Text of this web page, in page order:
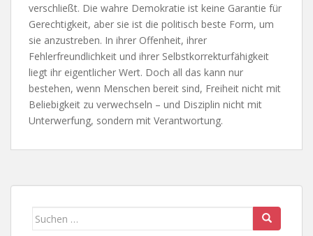
verschließt. Die wahre Demokratie ist keine Garantie für
Gerechtigkeit, aber sie ist die politisch beste Form, um
sie anzustreben. In ihrer Offenheit, ihrer
Fehlerfreundlichkeit und ihrer Selbstkorrekturfähigkeit
liegt ihr eigentlicher Wert. Doch all das kann nur
bestehen, wenn Menschen bereit sind, Freiheit nicht mit
Beliebigkeit zu verwechseln – und Disziplin nicht mit
Unterwerfung, sondern mit Verantwortung.
Suchen